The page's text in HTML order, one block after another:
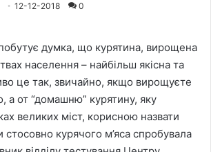
12-12-2018 0
думка, що курятина, вирощена
населення – найбільш якісна та
це так, звичайно, якщо вирощуєте
а от “домашню” курятину, яку
великих міст, корисною назвати
стосовно курячого м’яса спробувала